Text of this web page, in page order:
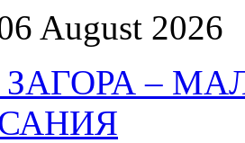
August 2026
ЗАГОРА –